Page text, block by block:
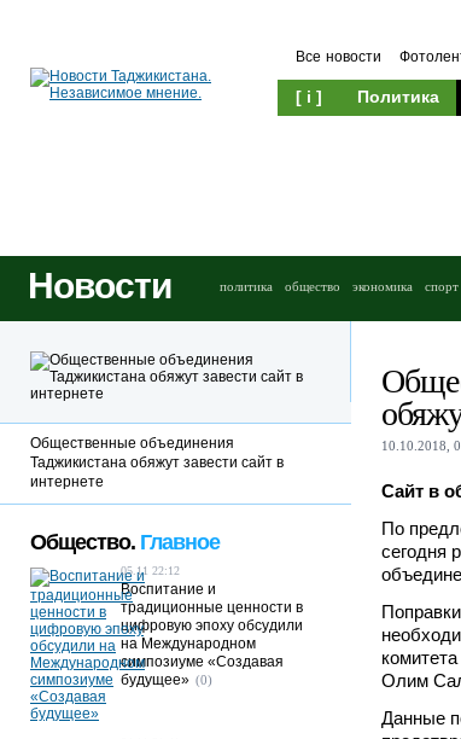
Все новости
[ i ] Политика
Новости политика общество экономика спорт
10.10.2018,
Сайт в
По
сегодня
Олим
Данные
Общественные объединения
Таджикистана обяжут завести сайт в
интернете
Общество. Главное
05.11 22:12
Воспитание и
традиционные ценности в
цифровую эпоху обсудили
на Международном
симпозиуме «Создавая
будущее» (0)